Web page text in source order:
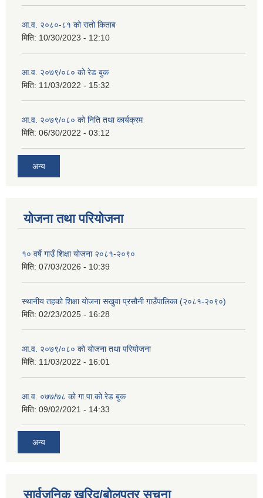
आ.व. २०८०-८१ को रातो किताब
मिति: 10/30/2023 - 12:10
आ.व. २०७९/०८० को रेड बुक
मिति: 11/03/2022 - 15:32
आ.व. २०७९/०८० को निति तथा कार्यक्रम
मिति: 06/30/2022 - 03:12
अन्य
योजना तथा परियोजना
१० वर्षे गाउँ शिक्षा योजना २०८१-२०९०
मिति: 07/03/2026 - 10:39
स्थानीय तहको शिक्षा योजना सखुवा प्रसौनी गाउँपालिका (२०८१-२०९०)
मिति: 02/23/2025 - 16:28
आ.व. २०७९/०८० को योजना तथा परियोजना
मिति: 11/03/2022 - 16:01
आ.व. ०७७/७८ को गा.पा.को रेड बुक
मिति: 09/02/2021 - 14:33
अन्य
सार्वजनिक खरिद/बोलपत्र सूचना